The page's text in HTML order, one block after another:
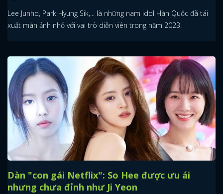
Lee Junho, Park Hyung Sik,... là những nam idol Hàn Quốc đã tái
xuất màn ảnh nhỏ với vai trò diễn viên trong năm 2023.
Dàn "con gái Netflix": So Hee được ưu ái
nhưng chưa đỉnh như Ji Yeon